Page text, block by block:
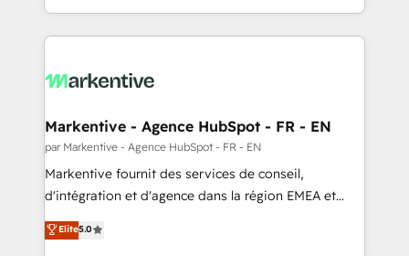
Software) and Point Success Media (Paid Media),
making this the official home for all three brands. 🔄
and system integrations powered by Globalia’s
trainers to drive platform adoption. 📈 Revenue
Generation - Full-funnel marketing and high-
performance advertising via Point Success Media. -
Expert deployment of Breeze AI and custom agents
accreditations and deep HIPAA-compliance
Markentive - Agence HubSpot - FR - EN
par Markentive - Agence HubSpot - FR - EN
Markentive fournit des services de conseil,
d'intégration et d'agence dans la région EMEA et
North America. Avec plus de 115 experts en
marketing automation, Growth, Revops, CRM et
Elite5.0